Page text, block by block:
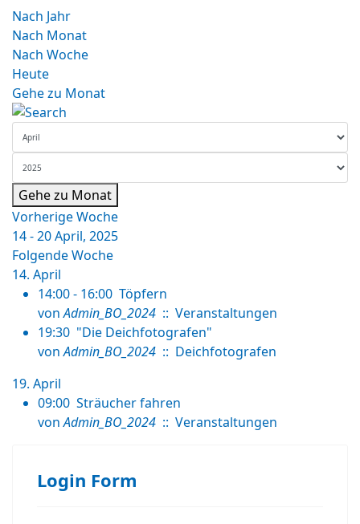
Nach Jahr
Nach Monat
Nach Woche
Heute
Gehe zu Monat
Gehe zu Monat
Vorherige Woche
14 - 20 April, 2025
Folgende Woche
14. April
14:00 - 16:00 Töpfern
von Admin_BO_2024 :: Veranstaltungen
19:30 "Die Deichfotografen"
von Admin_BO_2024 :: Deichfotografen
19. April
09:00 Sträucher fahren
von Admin_BO_2024 :: Veranstaltungen
Login Form